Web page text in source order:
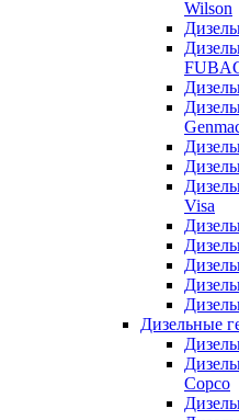
Wilson
Visa
Дизельные
Copco